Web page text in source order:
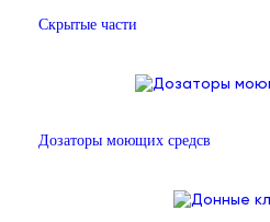
Скрытые части
Дозаторы моющих средсв